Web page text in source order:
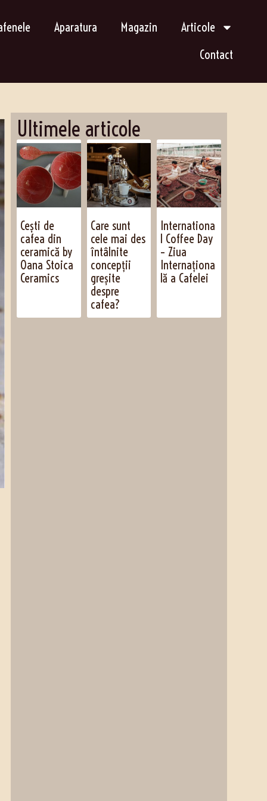
Aparatura Magazin
Articole
Contact
Ultimele articole
Cești de
cafea din
ceramică by
Oana Stoica
Ceramics
Care sunt
cele mai des
întâlnite
concepții
greșite
despre
cafea?
Internationa
l Coffee Day
– Ziua
Internaționa
lă a Cafelei